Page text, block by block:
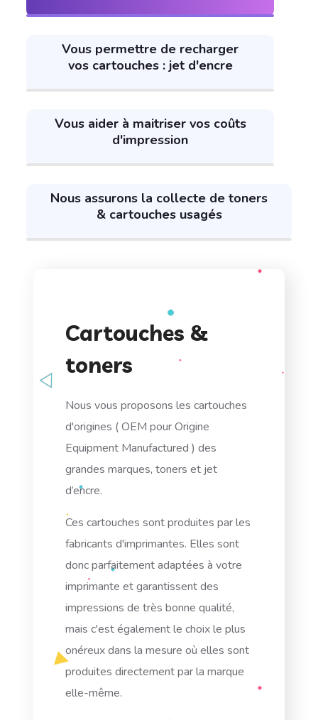
Vous permettre de recharger
vos cartouches : jet d'encre
Vous aider à maitriser vos coûts
d'impression
Nous assurons la collecte de toners
& cartouches usagés
Cartouches &
toners
Nous vous proposons les cartouches
d'origines (OEM pour Origine
Equipment Manufactured ) des
grandes marques, toners et jet
d’encre.
Ces cartouches sont produites par les
fabricants d'imprimantes. Elles sont
donc parfaitement adaptées à votre
imprimante et garantissent des
impressions de très bonne qualité,
mais c'est également le choix le plus
onéreux dans la mesure où elles sont
produites directement par la marque
elle-même.